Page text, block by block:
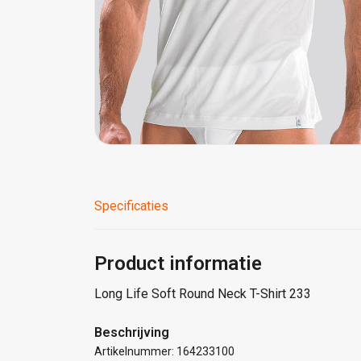
Specificaties
Product informatie
Long Life Soft Round Neck T-Shirt 233
Beschrijving
Artikelnummer: 164233100